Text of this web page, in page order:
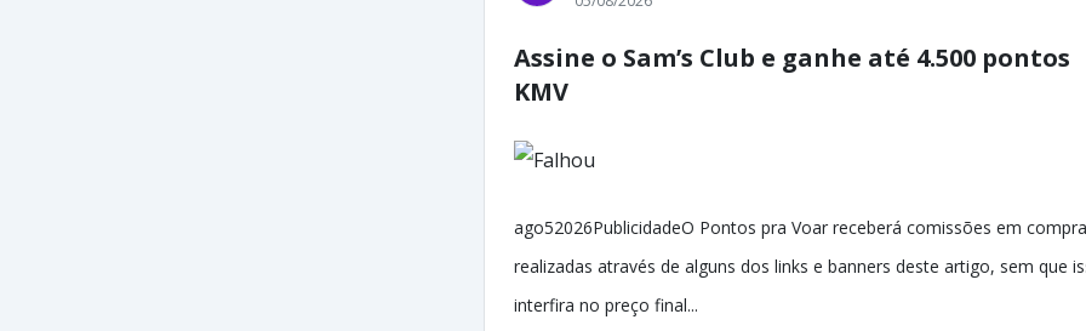
Assine o Sam’s Club e ganhe até 4.500 pontos
KMV
ago52026PublicidadeO Pontos pra Voar receberá comissões em
realizadas através de alguns dos links e banners deste artigo, sem que
interfira no preço final...